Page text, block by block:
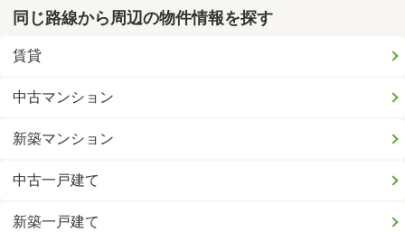
同じ路線から周辺の物件情報を探す
賃貸
中古マンション
新築マンション
中古一戸建て
新築一戸建て